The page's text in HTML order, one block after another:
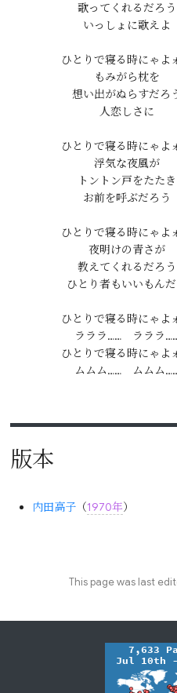
歌ってくれるだろう
いっしょに歌えよ
ひとりで寝る時にゃよ
もみがら枕を
想い出がぬらすだろ
人恋しさに
ひとりで寝る時にゃよ
浮気な夜風が
トントン戸をたたき
お前を呼ぶだろう
ひとりで寝る時にゃよ
夜明けの青さが
教えてくれるだろう
ひとり者もいいもんだ
ひとりで寝る時にゃよ
ラララ……　ラララ
ひとりで寝る時にゃよ
版本
内田高子 （1970年）
This page was last